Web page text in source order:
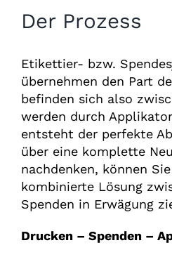
Der Prozess
Etikettier- bzw.
übernehmen den Part
befinden sich also
werden durch
entsteht der perfekte
über eine komplette
nachdenken, können
kombinierte Lösung
Spenden in Erwägung
Drucken – Spenden –